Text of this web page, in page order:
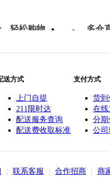
轻松购物 多仓
送方式
上门自提
211限时达
配送服务查询
配送费收取标准
支付方式
货到
在
分期
公司
| 联系客服 | 合作招商 | 商